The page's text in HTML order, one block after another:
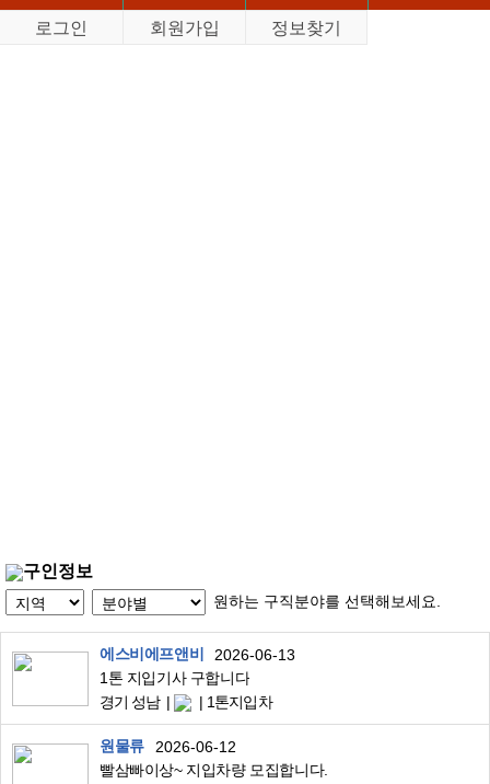
로그인
회원가입 정보찾기
구인정보
원하는 구직분야를 선택해보세요.
에스비에프앤비
2026-06-13
1톤 지입기사 구합니다
경기 성남
1톤지입차
원물류
2026-06-12
빨삼빠이상~ 지입차량 모집합니다.